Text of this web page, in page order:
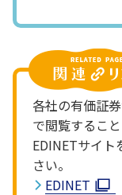
各社の有価証
で閲覧すること
EDINETサイ
さい。
EDINET